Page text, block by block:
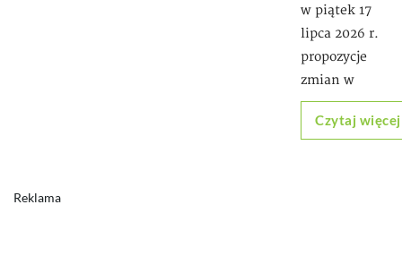
w piątek 17
lipca 2026 r.
propozycje
zmian w
Czytaj więcej
Reklama